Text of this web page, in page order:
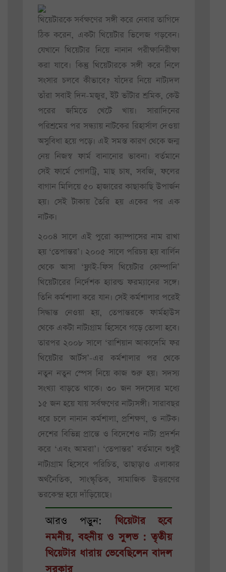
থিয়েটারকে সর্বক্ষণের সঙ্গী করে নেবার তাগিদে
ঠিক করেন, একটা থিয়েটার ভিলেজ গড়বেন।
যেখানে থিয়েটার নিয়ে নানান পরীক্ষানিরীক্ষা
করা যাবে। কিন্তু থিয়েটারকে সঙ্গী করে নিলে
সংসার চলবে কীভাবে? যাঁদের নিয়ে নাট্যদল
তাঁরা সবাই দিন-মজুর, ইট ভাঁটার শ্রমিক, কেউ
পরের জমিতে খেটে খায়। সারাদিনের
পরিশ্রমের পর সন্ধ্যায় নাটকের রিহার্সাল দেওয়া
অসুবিধা হয়ে পড়ে। এই সমস্ত কারণ থেকে জন্ম
নেয় নিজস্ব ফার্ম বানানোর ভাবনা। বর্তমানে
সেই ফার্মে পোলট্রি, মাছ চাষ, সবজি, ফলের
বাগান মিলিয়ে ৫০ হাজারের কাছাকাছি উপার্জন
হয়। সেই টাকায় তৈরি হয় একের পর এক
নাটক।
২০০৪ সালে এই পুরো ক্যাম্পাসের নাম রাখা
হয় ‘তেপান্তর’। ২০০৫ সালে পরিচয় হয় বার্লিন
থেকে আসা ‘ফ্লাই-ফিস থিয়েটার কোম্পানি’
থিয়েটারের নির্দেশক হ্যারল্ড ফরম্যানের সঙ্গে।
তিনি কর্মশালা করে যান। সেই কর্মশালার পরেই
সিদ্ধান্ত নেওয়া হয়, তেপান্তরকে ফার্মহাউস
থেকে একটা নাট্যগ্রাম হিসেবে গড়ে তোলা হবে।
তারপর ২০০৮ সালে ‘রাশিয়ান আকাদেমি ফর
থিয়েটার আর্টস’-এর কর্মশালার পর থেকে
নতুন নতুন স্পেস নিয়ে কাজ শুরু হয়। সদস্য
সংখ্যা বাড়তে থাকে। ৩০ জন সদস্যের মধ্যে
১৫ জন হয়ে যায় সর্বক্ষণের নাট্যসঙ্গী। সারাবছর
ধরে চলে নানান কর্মশালা, প্রশিক্ষণ, ও নাটক।
দেশের বিভিন্ন প্রান্তে ও বিদেশেও নাট্য প্রদর্শন
করে ‘এবং আমরা’। ‘তেপান্তর’ বর্তমানে শুধুই
নাট্যগ্রাম হিসেবে পরিচিত, তাছাড়াও এলাকার
অর্থনৈতিক, সাংস্কৃতিক, সামাজিক উত্তরণের
ভরকেন্দ্র হয়ে দাঁড়িয়েছে।
আরও পড়ুন:থিয়েটার হবে
নমনীয়, বহনীয় ও সুলভ : তৃতীয়
থিয়েটার ধারায় ভেবেছিলেন বাদল